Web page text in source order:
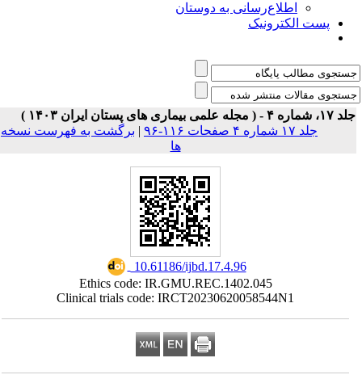
اطلاع‌رسانی به دوستان
پست الکترونیک
۴ - ( مجله علمی بیماری های پستان ایران ۱۴۰۳ )
جلد ۱۷ شماره ۴ صفحات ۱۱۶-۹۶
|برگشت به فهرست نسخه
ها
‎ 10.61186/ijbd.17.4.96
Ethics code: IR.GMU.REC.1402.045
Clinical trials code: IRCT20230620058544N1